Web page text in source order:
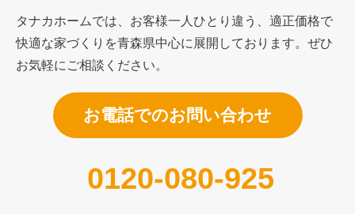
タナカホームでは、お客様一人ひとり違う、適正価格で
快適な家づくり を青森県中心に展開しております。ぜひ
お気軽にご相談ください。
お電話でのお問い合わせ
0120-080-925